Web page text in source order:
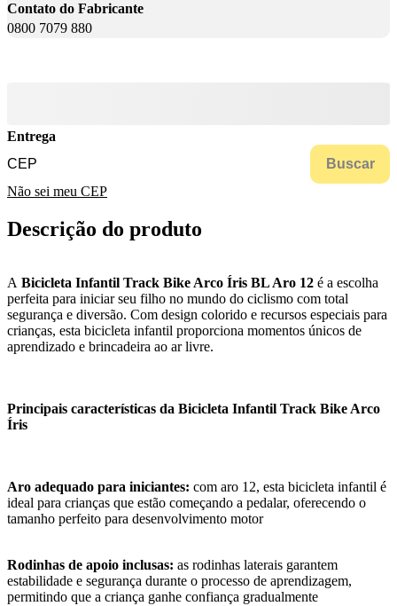
Contato do Fabricante
0800 7079 880
Entrega
Buscar
Não sei meu CEP
Descrição do produto
A Bicicleta Infantil Track Bike Arco Íris BL Aro 12 é a escolha
perfeita para iniciar seu filho no mundo do ciclismo com total
segurança e diversão. Com design colorido e recursos especiais para
crianças, esta bicicleta infantil proporciona momentos únicos de
aprendizado e brincadeira ao ar livre.
Principais características da Bicicleta Infantil Track Bike Arco
Íris
Aro adequado para iniciantes: com aro 12, esta bicicleta infantil é
ideal para crianças que estão começando a pedalar, oferecendo o
tamanho perfeito para desenvolvimento motor
Rodinhas de apoio inclusas: as rodinhas laterais garantem
estabilidade e segurança durante o processo de aprendizagem,
permitindo que a criança ganhe confiança gradualmente